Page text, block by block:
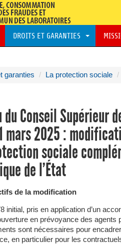
DROITS ET GARANTIES
garanties La protection sociale
du Conseil Supérieur
mars 2025 :
sociale
de l’État
de la modification
initial, pris en application d’un
en prévoyance des agents
sont nécessaires pour
en particulier pour les